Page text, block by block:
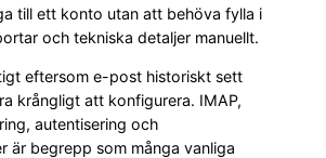
till ett konto utan att behöva fylla i
och tekniska detaljer manuellt.
eftersom e-post historiskt sett
krångligt att konfigurera. IMAP,
autentisering och
är begrepp som många vanliga